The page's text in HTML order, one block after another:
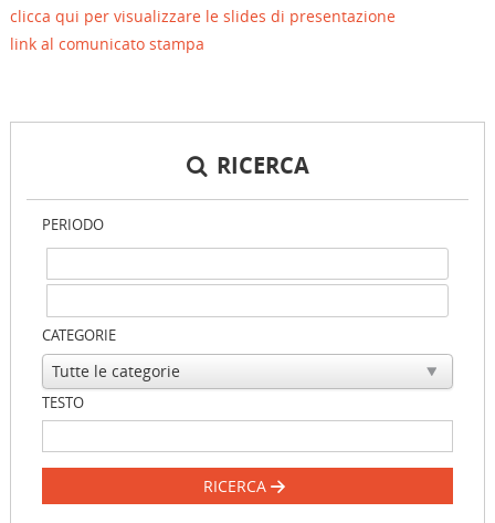
clicca qui per visualizzare le slides di presentazione
link al comunicato stampa
RICERCA
PERIODO
CATEGORIE
TESTO
RICERCA